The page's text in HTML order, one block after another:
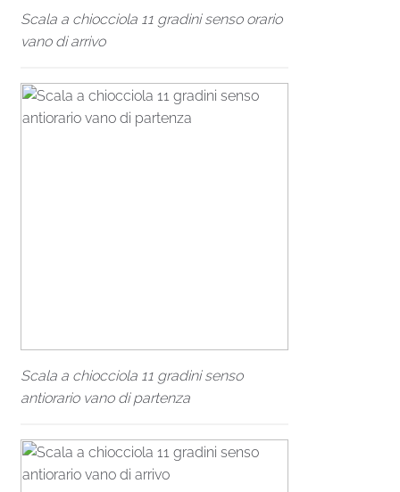
Scala a chiocciola 11 gradini senso orario
vano di arrivo
Scala a chiocciola 11 gradini senso
antiorario vano di partenza